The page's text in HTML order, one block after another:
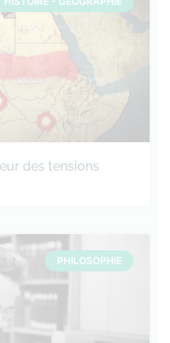
des tensions
PHILOSOPHIE